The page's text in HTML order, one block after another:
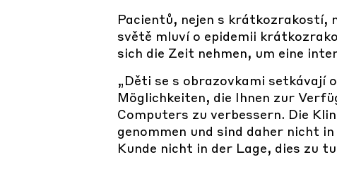
Pacientů, nejen s krátkozrakostí,
světě mluví o epidemii
sich die Zeit nehmen, um eine
„Děti se s obrazovkami setkávají
Möglichkeiten, die Ihnen zur
Computers zu verbessern. Die
genommen und sind daher nicht
Kunde nicht in der Lage, dies zu